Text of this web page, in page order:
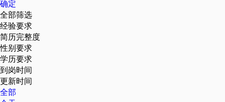
确定
全部筛选
经验要求
简历完整度
性别要求
学历要求
到岗时间
更新时间
全部